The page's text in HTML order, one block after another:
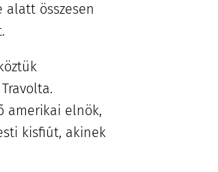
alatt összesen
amerikai elnök,
kisfiút, akinek